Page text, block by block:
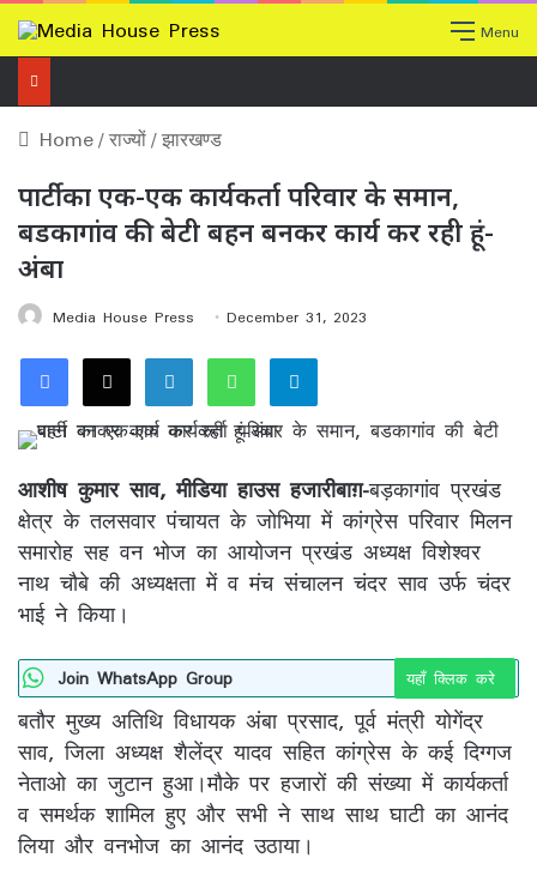
Menu
Home/राज्यों/झारखण्ड
पार्टी का एक-एक कार्यकर्ता परिवार के समान,
बडकागांव की बेटी बहन बनकर कार्य कर रही हूं-
अंबा
Media House Press December 31, 2023
Facebook
X LinkedInWhatsAppTelegram
आशीष कुमार साव, मीडिया हाउस हजारीबाग़-बड़कागांव प्रखंड
क्षेत्र के तलसवार पंचायत के जोभिया में कांग्रेस परिवार मिलन
समारोह सह वन भोज का आयोजन प्रखंड अध्यक्ष विशेश्वर
नाथ चौबे की अध्यक्षता में व मंच संचालन चंदर साव उर्फ चंदर
भाई ने किया।
Join WhatsApp Group यहाँ क्लिक करे
बतौर मुख्य अतिथि विधायक अंबा प्रसाद, पूर्व मंत्री योगेंद्र
साव, जिला अध्यक्ष शैलेंद्र यादव सहित कांग्रेस के कई दिग्गज
नेताओ का जुटान हुआ।मौके पर हजारों की संख्या में कार्यकर्ता
व समर्थक शामिल हुए और सभी ने साथ साथ घाटी का आनंद
लिया और वनभोज का आनंद उठाया।